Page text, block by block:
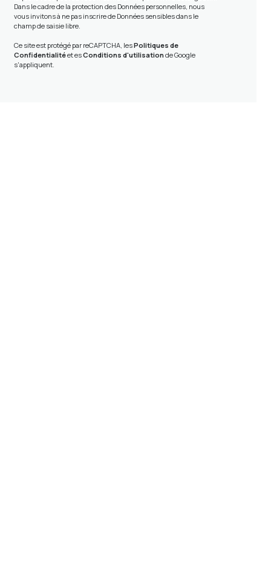
Dans le cadre de la protection des Données personnelles, nous
vous invitons à ne pas inscrire de Données sensibles dans le
champ de saisie libre.
Ce site est protégé par reCAPTCHA, lesPolitiques de
Confidentialitéet esConditions d'utilisationde Google
s'appliquent.